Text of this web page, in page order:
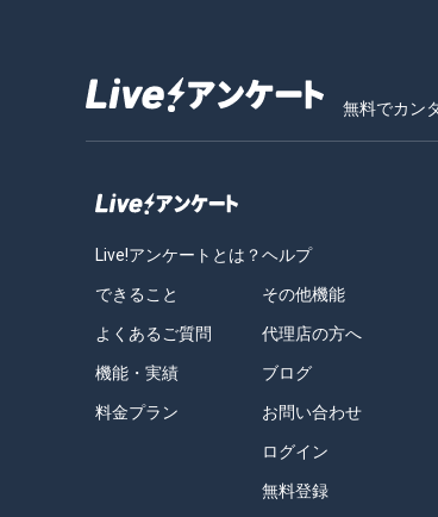
無料でカン
Live!アンケートとは？
できること
よくあるご質問
機能・実績
料金プラン
ヘルプ
その他機能
代理店の方へ
ブログ
お問い合わせ
ログイン
無料登録